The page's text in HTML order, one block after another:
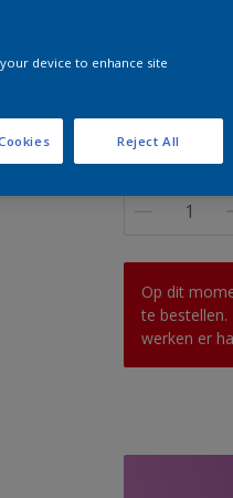
Grootte
Aantal
Op dit
te
werken er
device to enhance site
Reject All